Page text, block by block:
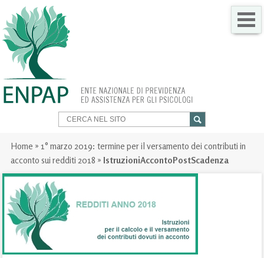
SERVIZI PER TE
TRASPARENZA
CONTATTI
Home » 1° marzo 2019: termine per il versamento dei contributi in
acconto sui redditi 2018 » IstruzioniAccontoPostScadenza